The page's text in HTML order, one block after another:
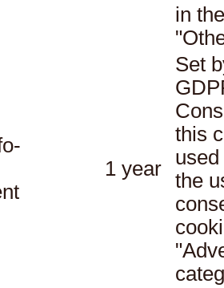
in
1 year
Set
this
the